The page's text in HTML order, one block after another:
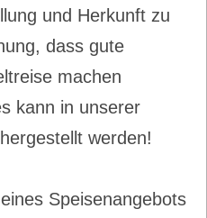
und Herkunft zu
dass gute
machen
kann in unserer
werden!
Speisenangebots